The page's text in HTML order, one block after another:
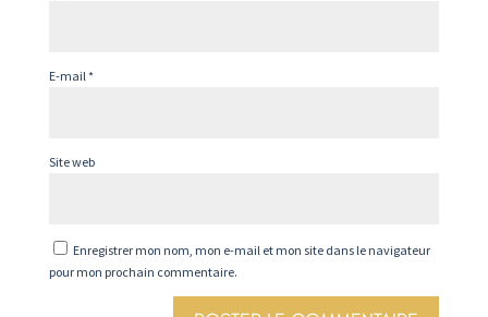
E-mail*
Site web
Enregistrer mon nom, mon e-mail et mon site dans le navigateur
pour mon prochain commentaire.